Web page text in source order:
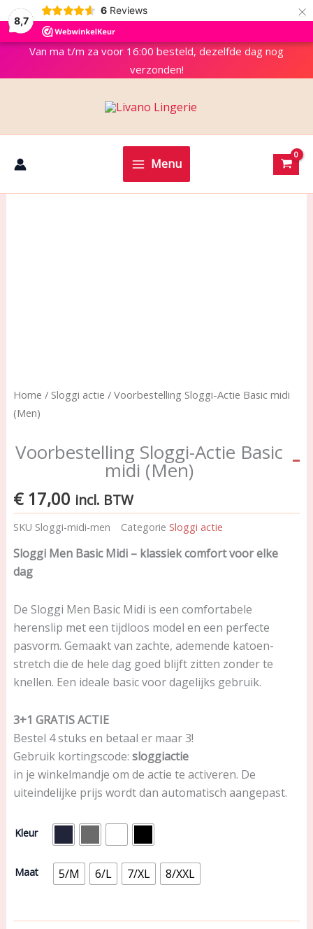
8,7
6 Reviews ×
Van ma t/m za voor 16:00 besteld, dezelfde dag nog
verzonden!
Menu
Home / Sloggi actie / Voorbestelling Sloggi-Actie Basic midi
(Men)
Voorbestelling Sloggi-Actie Basic
midi (Men)
€17,00 incl. BTW
SKU Sloggi-midi-men Categorie Sloggi actie
Sloggi Men Basic Midi – klassiek comfort voor elke
dag
De Sloggi Men Basic Midi is een comfortabele
herenslip met een tijdloos model en een perfecte
pasvorm. Gemaakt van zachte, ademende katoen-
stretch die de hele dag goed blijft zitten zonder te
knellen. Een ideale basic voor dagelijks gebruik.
3+1 GRATIS ACTIE
Bestel 4 stuks en betaal er maar 3!
Gebruik kortingscode: sloggiactie
in je winkelmandje om de actie te activeren. De
uiteindelijke prijs wordt dan automatisch aangepast.
Kleur
Maat 5/M 6/L 7/XL 8/XXL
Voorbestelling
Basic